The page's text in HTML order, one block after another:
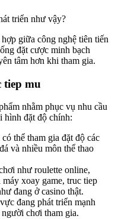
triển như vậy?
giữa công nghệ tiên tiến
đặt cược minh bạch
tâm hơn khi tham gia.
tiep mu
nhằm phục vụ nhu cầu
hình đặt độ chính:
thể tham gia đặt độ các
và nhiều môn thể thao
như roulette online,
xoay game, truc tiep
đang ở casino thật.
đang phát triển mạnh
chơi tham gia.